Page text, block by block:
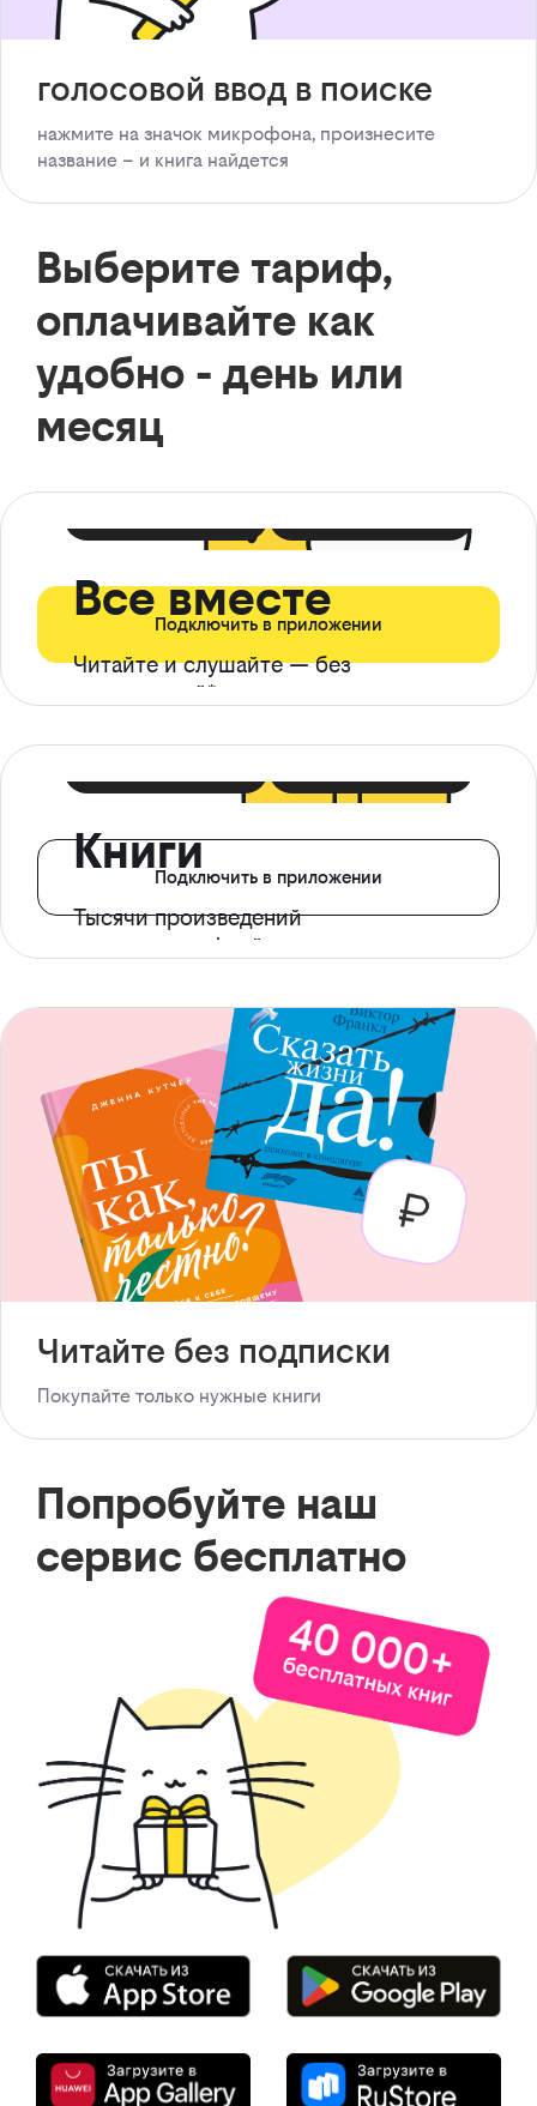
голосовой ввод в поиске
нажмите на значок микрофона, произнесите
название – и книга найдется
Выберите тариф,
оплачивайте как
удобно - день или
месяц
Все вместе
Читайте и слушайте — без
ограничений*
Подключить в приложении
Книги
Тысячи произведений
с доступом офлайн
Подключить в приложении
Читайте без подписки
Покупайте только нужные книги
Попробуйте наш
сервис бесплатно